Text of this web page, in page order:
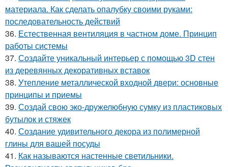
материала. Как сделать опалубку своими руками:
последовательность действий
36. Естественная вентиляция в частном доме. Принцип
работы системы
37. Создайте уникальный интерьер с помощью 3D стен
из деревянных декоративных вставок
38. Утепление металлической входной двери: основные
принципы и приемы
39. Создай свою эко-дружелюбную сумку из пластиковых
бутылок и стяжек
40. Создание удивительного декора из полимерной
глины для вашей посуды
41. Как называются настенные светильники.